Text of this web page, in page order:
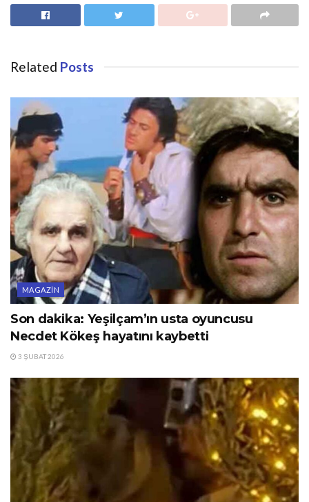
Related Posts
MAGAZIN
Son dakika: Yeşilçam’ın usta oyuncusu
Necdet Kökeş hayatını kaybetti
3 ŞUBAT 2026